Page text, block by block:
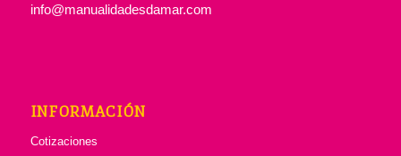
info@manualidadesdamar.com
INFORMACIÓN
Cotizaciones